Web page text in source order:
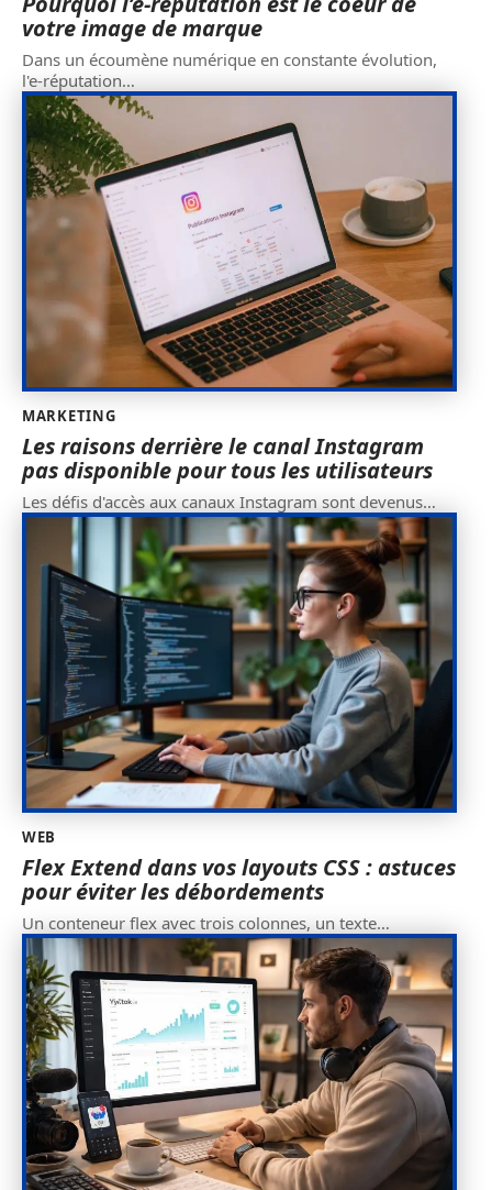
votre image de marque
Dans un écoumène numérique en constante évolution,
l'e-réputation…
MARKETING
Les raisons derrière le canal Instagram
pas disponible pour tous les utilisateurs
Les défis d'accès aux canaux Instagram sont devenus…
WEB
Flex Extend dans vos layouts CSS : astuces
pour éviter les débordements
Un conteneur flex avec trois colonnes, un texte…